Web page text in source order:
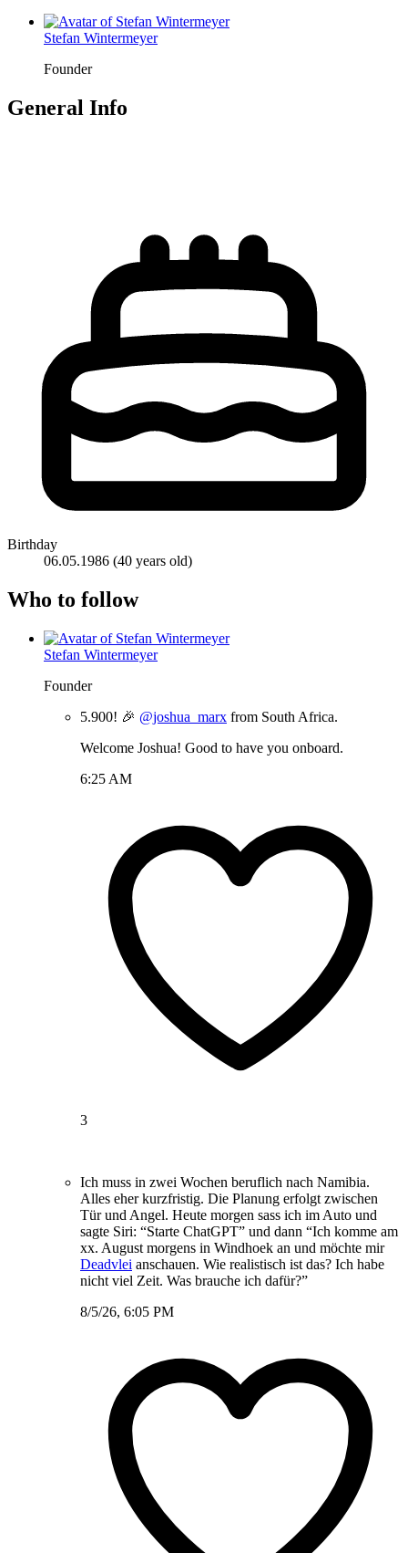
Stefan Wintermeyer
Founder
General Info
Birthday
06.05.1986 (40 years old)
Who to follow
Stefan Wintermeyer
Founder
5.900! 🎉 @joshua_marx from South Africa.
Welcome Joshua! Good to have you onboard.
6:25 AM
3
Ich muss in zwei Wochen beruflich nach Namibia.
Alles eher kurzfristig. Die Planung erfolgt zwischen
Tür und Angel. Heute morgen sass ich im Auto und
sagte Siri: “Starte ChatGPT” und dann “Ich komme am
xx. August morgens in Windhoek an und möchte mir
Deadvlei anschauen. Wie realistisch ist das? Ich habe
nicht viel Zeit. Was brauche ich dafür?”
8/5/26, 6:05 PM